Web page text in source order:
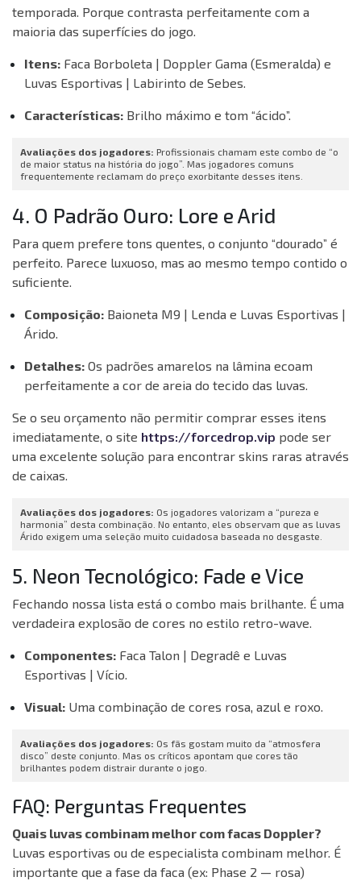
temporada. Porque contrasta perfeitamente com a
maioria das superfícies do jogo.
Itens: Faca Borboleta | Doppler Gama (Esmeralda) e
Luvas Esportivas | Labirinto de Sebes.
Características: Brilho máximo e tom “ácido”.
Avaliações dos jogadores: Profissionais chamam este combo de “o
de maior status na história do jogo”. Mas jogadores comuns
frequentemente reclamam do preço exorbitante desses itens.
4. O Padrão Ouro: Lore e Arid
Para quem prefere tons quentes, o conjunto “dourado” é
perfeito. Parece luxuoso, mas ao mesmo tempo contido o
suficiente.
Composição: Baioneta M9 | Lenda e Luvas Esportivas |
Árido.
Detalhes: Os padrões amarelos na lâmina ecoam
perfeitamente a cor de areia do tecido das luvas.
Se o seu orçamento não permitir comprar esses itens
imediatamente, o site https://forcedrop.vip pode ser
uma excelente solução para encontrar skins raras através
de caixas.
Avaliações dos jogadores: Os jogadores valorizam a “pureza e
harmonia” desta combinação. No entanto, eles observam que as luvas
Árido exigem uma seleção muito cuidadosa baseada no desgaste.
5. Neon Tecnológico: Fade e Vice
Fechando nossa lista está o combo mais brilhante. É uma
verdadeira explosão de cores no estilo retro-wave.
Componentes: Faca Talon | Degradê e Luvas
Esportivas | Vício.
Visual: Uma combinação de cores rosa, azul e roxo.
Avaliações dos jogadores: Os fãs gostam muito da “atmosfera
disco” deste conjunto. Mas os críticos apontam que cores tão
brilhantes podem distrair durante o jogo.
FAQ: Perguntas Frequentes
Quais luvas combinam melhor com facas Doppler?
Luvas esportivas ou de especialista combinam melhor. É
importante que a fase da faca (ex: Phase 2 — rosa)